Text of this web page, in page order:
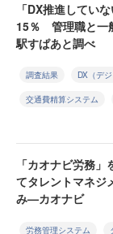
「DX推進してい
15％ 管理職と一
駅すぱあと調べ
調査結果 DX（デ
交通費精算システム
「カオナビ労務
てタレントマネジ
み—カオナビ
労務管理システム